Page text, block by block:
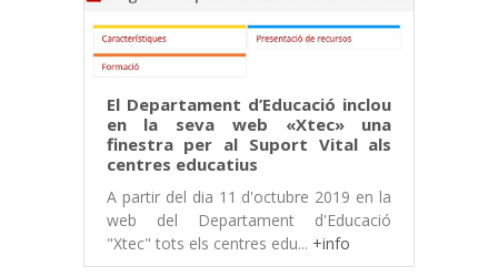
El Departament d’Educació inclou
en la seva web «Xtec» una
finestra per al Suport Vital als
centres educatius
A partir del dia 11 d'octubre 2019 en la
web del Departament d'Educació
"Xtec" tots els centres edu... +info